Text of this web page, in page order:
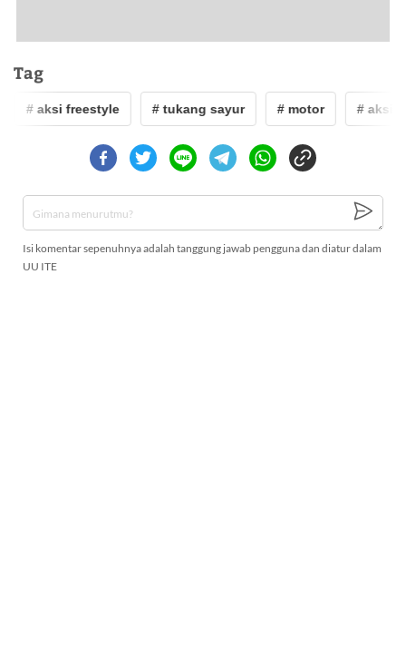
Tag
# aksi freestyle # tukang sayur # motor # aksi
Isi komentar sepenuhnya adalah tanggung jawab pengguna dan diatur dalam
UU ITE